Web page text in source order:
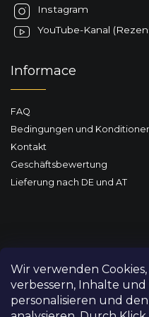
Wir verwenden
verbessern, Inhalte
personalisieren und
Instagram
YouTube-Kanal
Informace
FAQ
Bedingungen und
Kontakt
Geschäftsbewertung
Lieferung nach DE und AT